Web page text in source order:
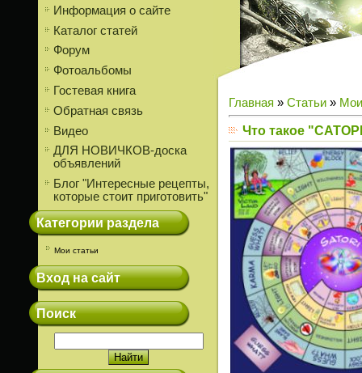
Информация о сайте
Каталог статей
Форум
Фотоальбомы
Гостевая книга
Обратная связь
Видео
ДЛЯ НОВИЧКОВ-доска
объявлений
Блог "Интересные рецепты,
которые стоит приготовить"
Категории раздела
Мои статьи
Вход на сайт
Поиск
Главная » Статьи »
Что такое